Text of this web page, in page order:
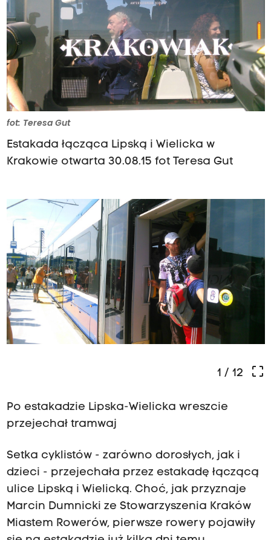
fot: Teresa Gut
Estakada łącząca Lipską i Wielicka w
Krakowie otwarta 30.08.15 fot Teresa Gut
crop_free
1 / 12
Po estakadzie Lipska-Wielicka wreszcie
przejechał tramwaj
Setka cyklistów - zarówno dorosłych, jak i
dzieci - przejechała przez estakadę łączącą
ulice Lipską i Wielicką. Choć, jak przyznaje
Marcin Dumnicki ze Stowarzyszenia Kraków
Miastem Rowerów, pierwsze rowery pojawiły